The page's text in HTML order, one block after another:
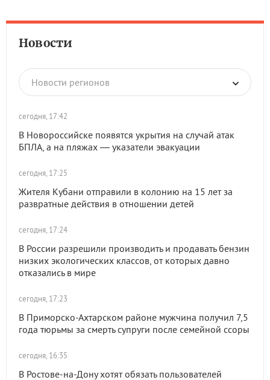
Новости
Новости регионов
сегодня, 17:42
В Новороссийске появятся укрытия на случай атак
БПЛА, а на пляжах — указатели эвакуации
сегодня, 17:25
Жителя Кубани отправили в колонию на 15 лет за
развратные действия в отношении детей
сегодня, 17:24
В России разрешили производить и продавать бензин
низких экологических классов, от которых давно
отказались в мире
сегодня, 17:23
В Приморско-Ахтарском районе мужчина получил 7,5
года тюрьмы за смерть супруги после семейной ссоры
сегодня, 16:35
В Ростове-на-Дону хотят обязать пользователей